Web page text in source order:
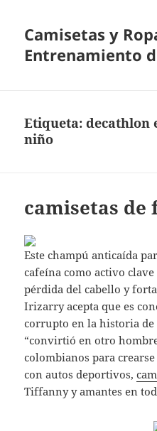
Camisetas y
Entrenamiento
Etiqueta:decathlon
niño
camisetas de
Este champú anticaída
cafeína como activo
pérdida del cabello y
Irizarry acepta que es
corrupto en la historia de
“convirtió en otro
colombianos para
con autos deportivos,
Tiffanny y amantes en